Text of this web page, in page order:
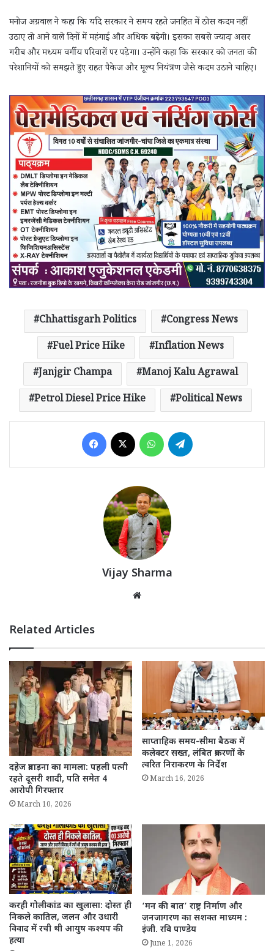
मनोज अग्रवाल ने कहा कि यदि सरकार ने समय रहते जनहित में ठोस कदम नहीं
उठाए तो आने वाले दिनों में महंगाई और अधिक बढ़ेगी। इसका सबसे ज्यादा असर
गरीब और मध्यम वर्गीय परिवारों पर पड़ेगा। उन्होंने कहा कि सरकार को जनता की
परेशानियों को समझते हुए राहत पैकेज और मूल्य नियंत्रण जैसे कदम उठाने चाहिए।
Chhattisgarh Politics
Congress News
Fuel Price Hike
Inflation News
Janjgir Champa
Manoj Kalu Agrawal
Petrol Diesel Price Hike
Political News
Facebook WhatsApp
Vijay Sharma
Related Articles
दहेज प्रताड़ना का मामला: पहली पत्नी
रहते दूसरी शादी, पति समेत 4
आरोपी गिरफ्तार
March 10, 2026
साप्ताहिक समय-सीमा बैठक में
कलेक्टर सख्त, लंबित प्रकरणों के
त्वरित निराकरण के निर्देश
March 16, 2026
करही गोलीकांड का खुलासा: दोस्त ही
निकले कातिल, जलन और उधारी
विवाद में रची थी आयुष कश्यप की
हत्या
‘मन की बात’ राष्ट्र निर्माण और
जनजागरण का सशक्त माध्यम :
इंजी. रवि पाण्डेय
June 1, 2026